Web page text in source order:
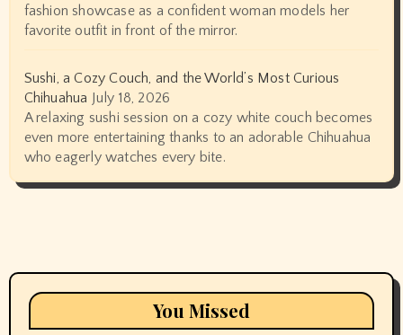
fashion showcase as a confident woman models her
favorite outfit in front of the mirror.
Sushi, a Cozy Couch, and the World’s Most Curious
Chihuahua July 18, 2026
A relaxing sushi session on a cozy white couch becomes
even more entertaining thanks to an adorable Chihuahua
who eagerly watches every bite.
You Missed